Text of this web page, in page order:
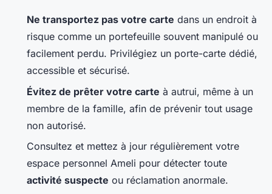
Ne transportez pas votre carte dans un endroit à
risque comme un portefeuille souvent manipulé ou
facilement perdu. Privilégiez un porte-carte dédié,
accessible et sécurisé.
Évitez de prêter votre carte à autrui, même à un
membre de la famille, afin de prévenir tout usage
non autorisé.
Consultez et mettez à jour régulièrement votre
espace personnel Ameli pour détecter toute
activité suspecte ou réclamation anormale.